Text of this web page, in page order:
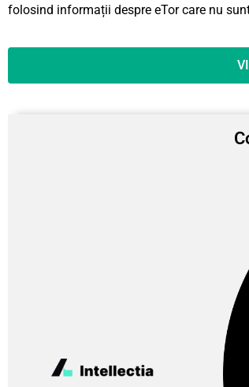
folosind informații despre eTor care nu